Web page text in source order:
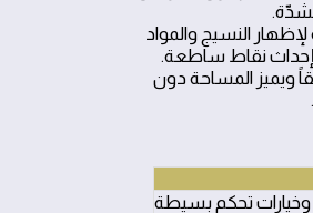
النسيج والمواد
ويميز المساحة دون
وخيارات تحكم بسيطة